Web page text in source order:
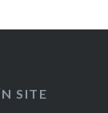
SITE